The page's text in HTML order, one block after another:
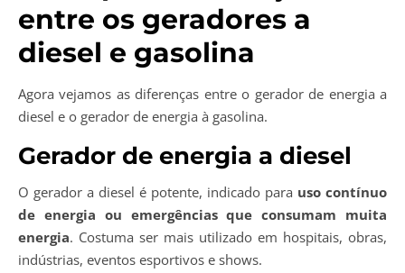
entre os geradores a
diesel e gasolina
Agora vejamos as diferenças entre o gerador de energia a
diesel e o gerador de energia à gasolina.
Gerador de energia a diesel
O gerador a diesel é potente, indicado para uso contínuo
de energia ou emergências que consumam muita
energia. Costuma ser mais utilizado em hospitais, obras,
indústrias, eventos esportivos e shows.